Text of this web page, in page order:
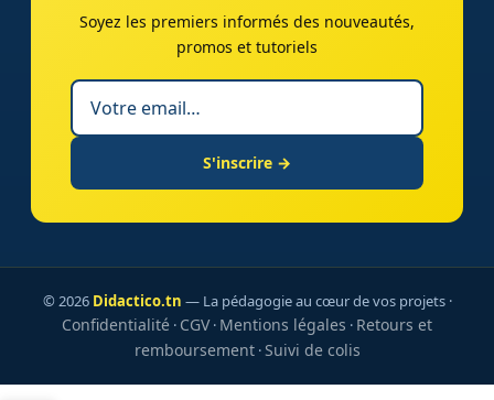
Soyez les premiers informés des nouveautés,
promos et tutoriels
S'inscrire →
© 2026 Didactico.tn — La pédagogie au cœur de vos projets ·
Confidentialité · CGV· Mentions légales · Retours et
remboursement·Suivi de colis